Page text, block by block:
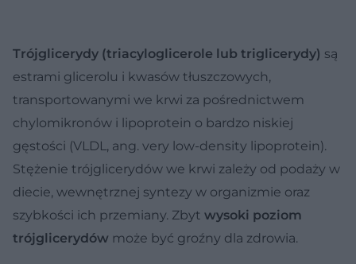
Trójglicerydy (triacyloglicerole lub triglicerydy) są
estrami glicerolu i kwasów tłuszczowych,
transportowanymi we krwi za pośrednictwem
chylomikronów i lipoprotein o bardzo niskiej
gęstości (VLDL, ang. very low-density lipoprotein).
Stężenie trójglicerydów we krwi zależy od podaży w
diecie, wewnętrznej syntezy w organizmie oraz
szybkości ich przemiany. Zbyt wysoki poziom
trójglicerydów może być groźny dla zdrowia.